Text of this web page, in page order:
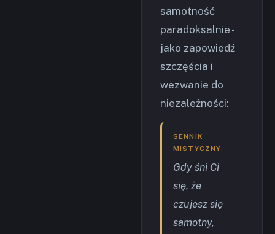
samotność
paradoksalnie -
jako zapowiedź
szczęścia i
wezwanie do
niezależności:
SENNIK
MISTYCZNY
Gdy śni Ci
się, że
czujesz się
samotny,